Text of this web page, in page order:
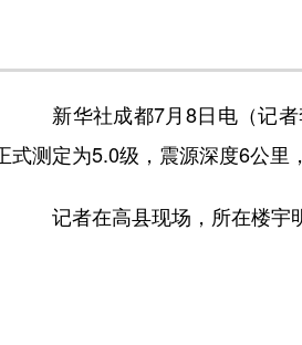
新华社成都7月8日电（记者
式测定为5.0级，震源深度6公里
记者在高县现场，所在楼宇明